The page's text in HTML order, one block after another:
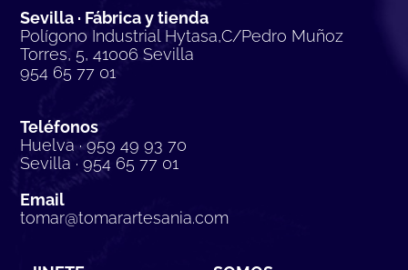
Sevilla · Fábrica y tienda
Polígono Industrial Hytasa,C/Pedro Muñoz
Torres, 5, 41006 Sevilla
954 65 77 01
Teléfonos
Huelva · 959 49 93 70
Sevilla · 954 65 77 01
Email
tomar@tomarartesania.com